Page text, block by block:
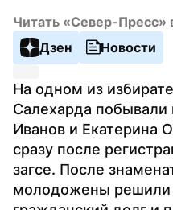
Читать «Север-Пресс»
Дзен
Новости
На одном из
Салехарда
Иванов и Екатерина
сразу после
загсе. После
молодожены решили